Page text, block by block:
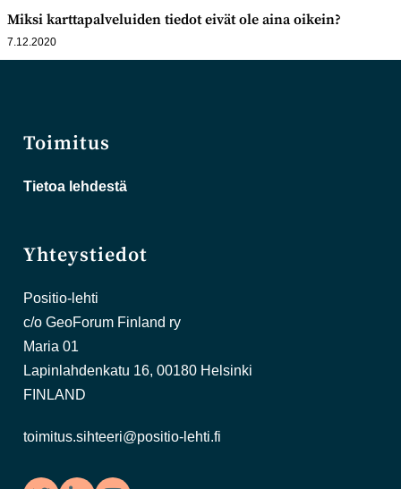
Miksi karttapalveluiden tiedot eivät ole aina oikein?
7.12.2020
Toimitus
Tietoa lehdestä
Yhteystiedot
Positio-lehti
c/o GeoForum Finland ry
Maria 01
Lapinlahdenkatu 16, 00180 Helsinki
FINLAND
toimitus.sihteeri@positio-lehti.fi